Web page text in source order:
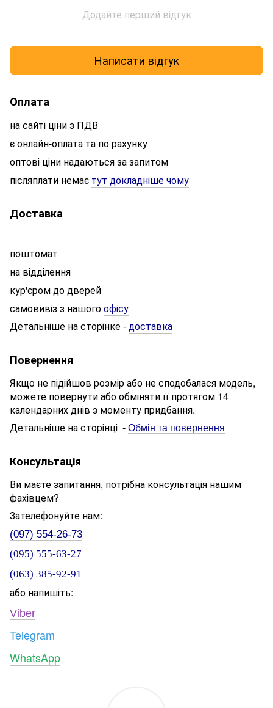
Додайте перший відгук
Написати відгук
Оплата
на сайті ціни з ПДВ
є онлайн-оплата та по рахунку
оптові ціни надаються за запитом
післяплати немає тут докладніше чому
Доставка
поштомат
на відділення
кур'єром до дверей
самовивіз з нашогоофісу
Детальніше на сторінке - доставка
Повернення
Якщо не підійшов розмір або не сподобалася модель,
можете повернути або обміняти її протягом 14
календарних днів з моменту придбання.
Детальніше на сторінці - Обмін та повернення
Консультація
Ви маєте запитання, потрібна консультація нашим
фахівцем?
Зателефонуйте нам:
(097) 554-26-73
(095) 555-63-27
(063) 385-92-91
або напишіть:
Viber
Telegram
WhatsApp